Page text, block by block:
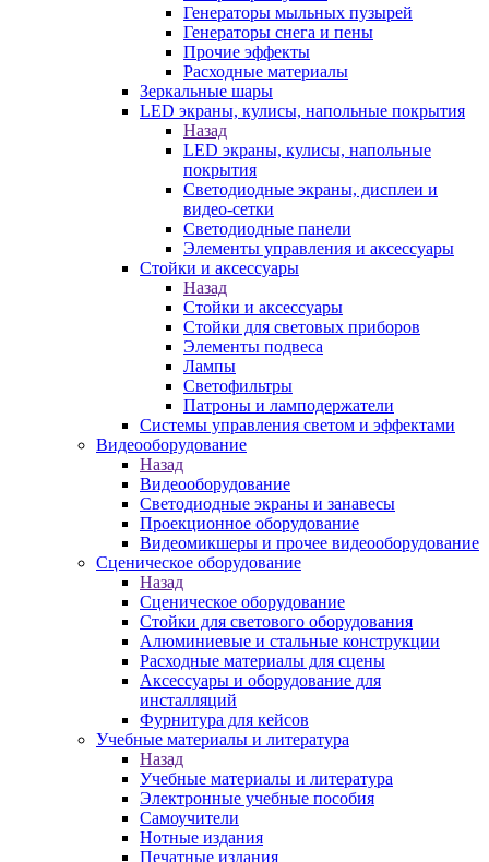
Генераторы мыльных пузырей
Генераторы снега и пены
Прочие эффекты
Расходные материалы
Зеркальные шары
LED экраны, кулисы, напольные покрытия
Назад
LED экраны, кулисы, напольные
покрытия
Светодиодные экраны, дисплеи и
видео-сетки
Светодиодные панели
Элементы управления и аксессуары
Стойки и аксессуары
Назад
Стойки и аксессуары
Стойки для световых приборов
Элементы подвеса
Лампы
Светофильтры
Патроны и ламподержатели
Системы управления светом и эффектами
Видеооборудование
Назад
Видеооборудование
Светодиодные экраны и занавесы
Проекционное оборудование
Видеомикшеры и прочее видеооборудование
Сценическое оборудование
Назад
Сценическое оборудование
Стойки для светового оборудования
Алюминиевые и стальные конструкции
Расходные материалы для сцены
Аксессуары и оборудование для
инсталляций
Фурнитура для кейсов
Учебные материалы и литература
Назад
Учебные материалы и литература
Электронные учебные пособия
Самоучители
Нотные издания
Печатные издания